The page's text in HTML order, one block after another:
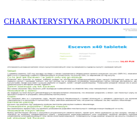
CHARAKTERYSTYKA PRODUKTU